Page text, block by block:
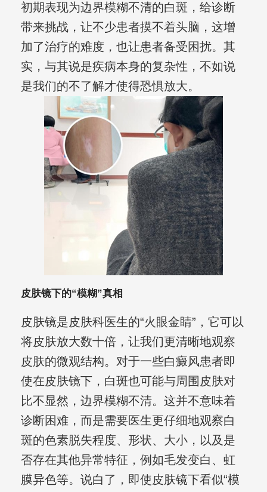
初期表现为边界模糊不清的白斑，给诊断
带来挑战，让不少患者摸不着头脑，这增
加了治疗的难度，也让患者备受困扰。其
实，与其说是疾病本身的复杂性，不如说
是我们的不了解才使得恐惧放大。
皮肤镜下的“模糊”真相
皮肤镜是皮肤科医生的“火眼金睛”，它可以
将皮肤放大数十倍，让我们更清晰地观察
皮肤的微观结构。对于一些白癜风患者即
使在皮肤镜下，白斑也可能与周围皮肤对
比不显然，边界模糊不清。这并不意味着
诊断困难，而是需要医生更仔细地观察白
斑的色素脱失程度、形状、大小，以及是
否存在其他异常特征，例如毛发变白、虹
膜异色等。说白了，即使皮肤镜下看似“模